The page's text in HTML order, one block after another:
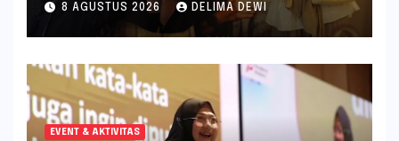
8 AGUSTUS 2026 DELIMA DEWI
EVENT & AKTIVITAS